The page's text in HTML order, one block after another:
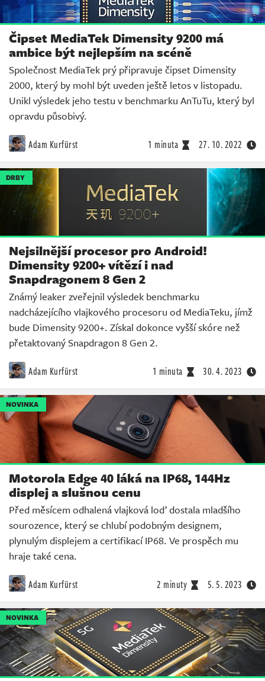
Čipset MediaTek Dimensity 9200 má
ambice být nejlepším na scéně
Společnost MediaTek prý připravuje čipset Dimensity
2000, který by mohl být uveden ještě letos v listopadu.
Unikl výsledek jeho testu v benchmarku AnTuTu, který byl
opravdu působivý.
Adam Kurfürst 1 minuta 27. 10. 2022
DRBY
Nejsilnější procesor pro Android!
Dimensity 9200+ vítězí i nad
Snapdragonem 8 Gen 2
Známý leaker zveřejnil výsledek benchmarku
nadcházejícího vlajkového procesoru od MediaTeku, jímž
bude Dimensity 9200+. Získal dokonce vyšší skóre než
přetaktovaný Snapdragon 8 Gen 2.
Adam Kurfürst 1 minuta 30. 4. 2023
NOVINKA
Motorola Edge 40 láká na IP68, 144Hz
displej a slušnou cenu
Před měsícem odhalená vlajková loď dostala mladšího
sourozence, který se chlubí podobným designem,
plynulým displejem a certifikací IP68. Ve prospěch mu
hraje také cena.
Adam Kurfürst 2 minuty 5. 5. 2023
NOVINKA